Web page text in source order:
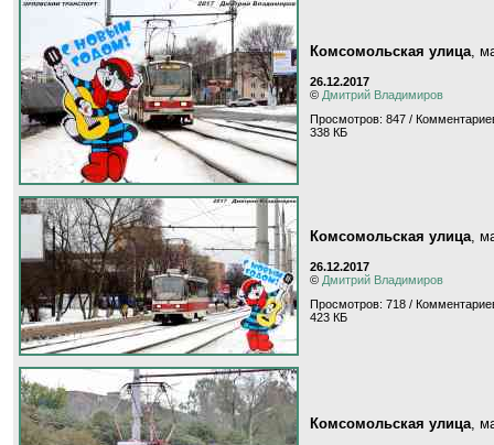
Комсомольская улица,
26.12.2017
© Дмитрий Владимиров
Просмотров: 847 /
338 КБ
Комсомольская улица,
26.12.2017
© Дмитрий Владимиров
Просмотров: 718 /
423 КБ
Комсомольская улица,